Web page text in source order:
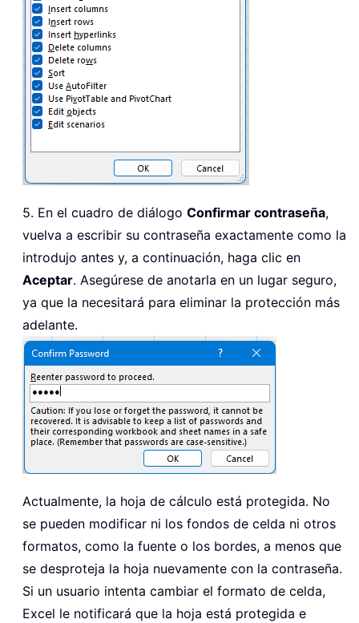
5. En el cuadro de diálogo Confirmar contraseña,
vuelva a escribir su contraseña exactamente como la
introdujo antes y, a continuación, haga clic en
Aceptar. Asegúrese de anotarla en un lugar seguro,
ya que la necesitará para eliminar la protección más
adelante.
Actualmente, la hoja de cálculo está protegida. No
se pueden modificar ni los fondos de celda ni otros
formatos, como la fuente o los bordes, a menos que
se desproteja la hoja nuevamente con la contraseña.
Si un usuario intenta cambiar el formato de celda,
Excel le notificará que la hoja está protegida e